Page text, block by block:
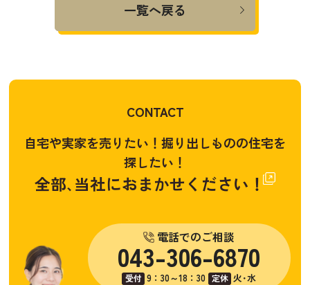
一覧へ戻る
CONTACT
自宅や実家を売りたい！掘り出しものの住宅を
探したい！
全部､当社におまかせください！
電話でのご相談
043-306-6870
受付 9：30～18：30 定休 火･水